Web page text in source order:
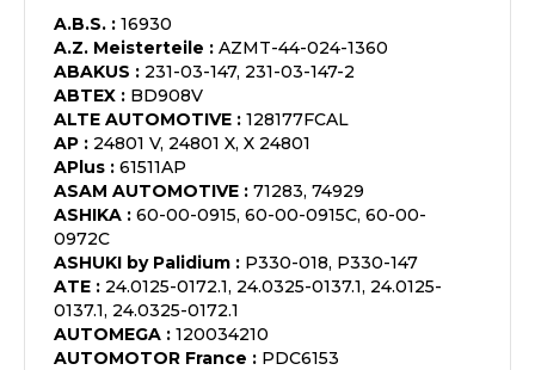
A.B.S. : 16930
A.Z. Meisterteile : AZMT-44-024-1360
ABAKUS : 231-03-147, 231-03-147-2
ABTEX : BD908V
ALTE AUTOMOTIVE : 128177FCAL
AP : 24801 V, 24801 X, X 24801
APlus : 61511AP
ASAM AUTOMOTIVE : 71283, 74929
ASHIKA : 60-00-0915, 60-00-0915C, 60-00-
0972C
ASHUKI by Palidium : P330-018, P330-147
ATE : 24.0125-0172.1, 24.0325-0137.1, 24.0125-
0137.1, 24.0325-0172.1
AUTOMEGA : 120034210
AUTOMOTOR France : PDC6153